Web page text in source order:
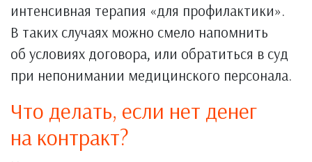
интенсивная терапия «для профилактики».
В таких случаях можно смело напомнить
об условиях договора, или обратиться в суд
при непонимании медицинского персонала.
Что делать, если нет денег
на контракт?